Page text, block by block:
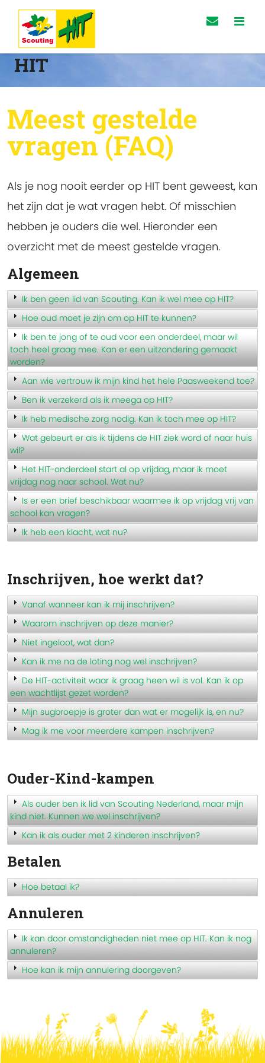
HIT
Meest gestelde
vragen (FAQ)
Als je nog nooit eerder op HIT bent geweest, kan
het zijn dat je wat vragen hebt. Of misschien
hebben je ouders die wel. Hieronder een
overzicht met de meest gestelde vragen.
Algemeen
Ik ben geen lid van Scouting. Kan ik wel mee op HIT?
Hoe oud moet je zijn om op HIT te kunnen?
Ik ben te jong of te oud voor een onderdeel, maar wil
toch heel graag mee. Kan er een uitzondering gemaakt
worden?
Aan wie vertrouw ik mijn kind het hele Paasweekend toe?
Ben ik verzekerd als ik meega op HIT?
Ik heb medische zorg nodig. Kan ik toch mee op HIT?
Wat gebeurt er als ik tijdens de HIT ziek word of naar huis
wil?
Het HIT-onderdeel start al op vrijdag, maar ik moet
vrijdag nog naar school. Wat nu?
Is er een brief beschikbaar waarmee ik op vrijdag vrij van
school kan vragen?
Ik heb een klacht, wat nu?
Inschrijven, hoe werkt dat?
Vanaf wanneer kan ik mij inschrijven?
Waarom inschrijven op deze manier?
Niet ingeloot, wat dan?
Kan ik me na de loting nog wel inschrijven?
De HIT-activiteit waar ik graag heen wil is vol. Kan ik op
een wachtlijst gezet worden?
Mijn sugbroepje is groter dan wat er mogelijk is, en nu?
Mag ik me voor meerdere kampen inschrijven?
Ouder-Kind-kampen
Als ouder ben ik lid van Scouting Nederland, maar mijn
kind niet. Kunnen we wel inschrijven?
Kan ik als ouder met 2 kinderen inschrijven?
Betalen
Hoe betaal ik?
Annuleren
Ik kan door omstandigheden niet mee op HIT. Kan ik nog
annuleren?
Hoe kan ik mijn annulering doorgeven?